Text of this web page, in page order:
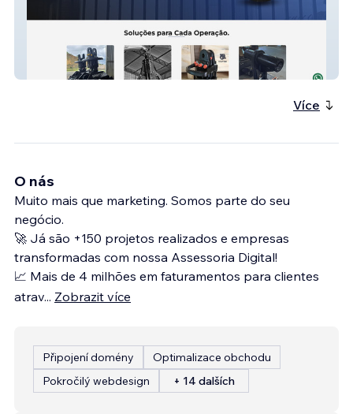
Draftek
Více
O nás
Muito mais que marketing. Somos parte do seu
negócio.
🚀 Já são +150 projetos realizados e empresas
transformadas com nossa Assessoria Digital!
📈 Mais de 4 milhões em faturamentos para clientes
atrav... Zobrazit více
Připojení domény
Optimalizace obchodu
Pokročilý webdesign
+ 14 dalších